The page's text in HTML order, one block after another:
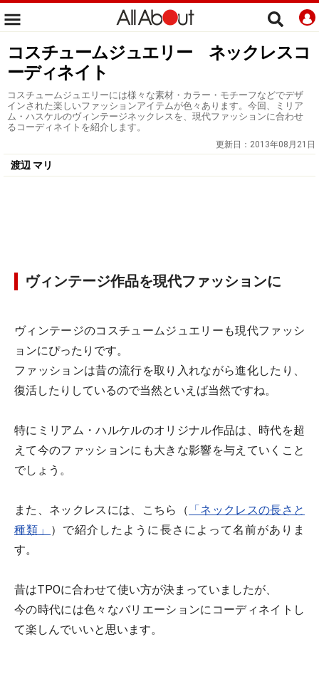
コスチュームジュエリー ネックレスコ
ーディネイト
コスチュームジュエリーには様々な素材・カラー・モチーフなどでデザ
インされた楽しいファッションアイテムが色々あります。今回、ミリア
ム・ハスケルのヴィンテージネックレスを、現代ファッションに合わせ
るコーディネイトを紹介します。
更新日： 2013年08月21日
渡辺 マリ
ヴィンテージ作品を現代ファッションに
ヴィンテージのコスチュームジュエリーも現代ファッシ
ョンにぴったりです。
ファッションは昔の流行を取り入れながら進化したり、
復活したりしているので当然といえば当然ですね。
特にミリアム・ハルケルのオリジナル作品は、時代を超
えて今のファッションにも大きな影響を与えていくこと
でしょう。
また、ネックレスには、こちら（ 「ネックレスの長さと
種類」 ）で紹介したように長さによって名前がありま
す。
昔はTPOに合わせて使い方が決まっていましたが、
今の時代には色々なバリエーションにコーディネイトし
て楽しんでいいと思います。